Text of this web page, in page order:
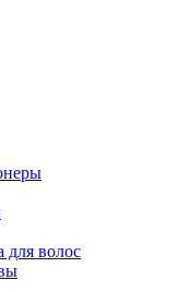
для волос